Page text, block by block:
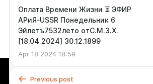
Оплата Времени Жизни ⏳ ЭФИР
АРиЯ-USSR Понедельник 6
Эйлетъ7532лето отС.М.З.Х.
[18.04.2024] 30.12.1899
Apr 18 2024 18:59
Previous post